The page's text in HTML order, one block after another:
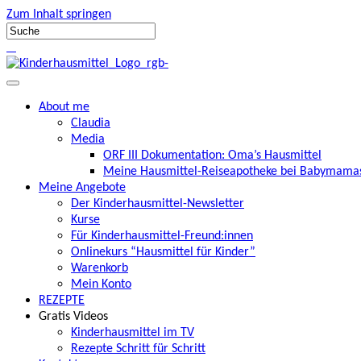
Zum Inhalt springen
About me
Claudia
Media
ORF III Dokumentation: Oma’s Hausmittel
Meine Hausmittel-Reiseapotheke bei
Meine Angebote
Der Kinderhausmittel-Newsletter
Kurse
Für Kinderhausmittel-Freund:innen
Onlinekurs “Hausmittel für Kinder”
Warenkorb
Mein Konto
REZEPTE
Gratis Videos
Kinderhausmittel im TV
Rezepte Schritt für Schritt